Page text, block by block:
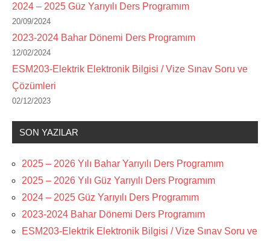
2024 – 2025 Güz Yarıyılı Ders Programım
20/09/2024
2023-2024 Bahar Dönemi Ders Programım
12/02/2024
ESM203-Elektrik Elektronik Bilgisi / Vize Sınav Soru ve
Çözümleri
02/12/2023
SON YAZILAR
2025 – 2026 Yılı Bahar Yarıyılı Ders Programım
2025 – 2026 Yılı Güz Yarıyılı Ders Programım
2024 – 2025 Güz Yarıyılı Ders Programım
2023-2024 Bahar Dönemi Ders Programım
ESM203-Elektrik Elektronik Bilgisi / Vize Sınav Soru ve